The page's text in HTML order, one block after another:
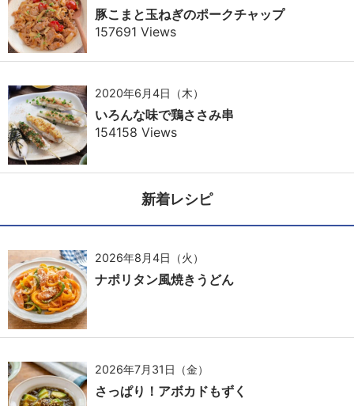
豚こまと玉ねぎのポークチャップ
157691 Views
2020年6月4日（木）
いろんな味で鶏ささみ串
154158 Views
新着レシピ
2026年8月4日（火）
ナポリタン風焼きうどん
2026年7月31日（金）
さっぱり！アボカドもずく